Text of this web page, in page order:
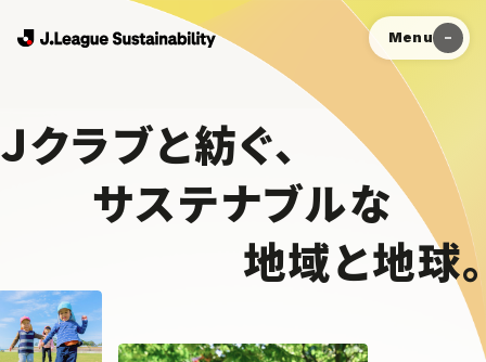
Menu
Ｊクラブと紡ぐ、
サステナブルな
地域と地球。